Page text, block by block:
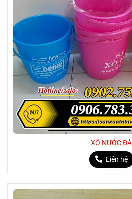
XÔ NƯỚC ĐÁ
Liên hệ